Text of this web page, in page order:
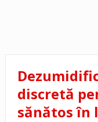
discretă
sănătos în